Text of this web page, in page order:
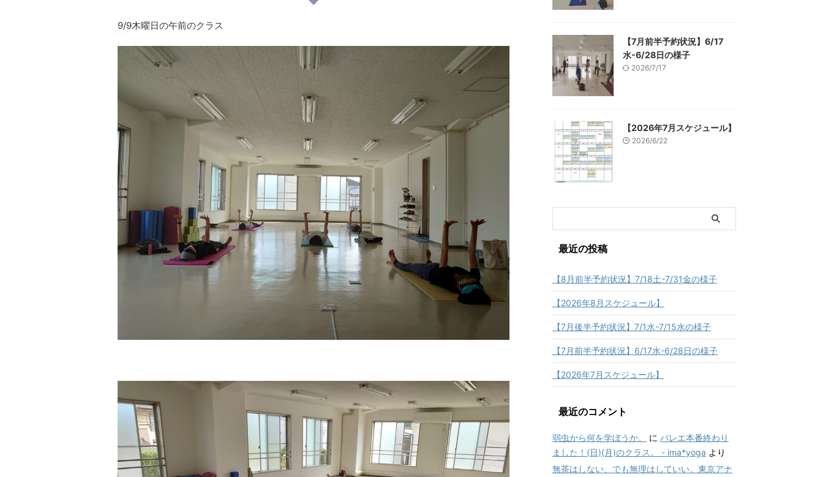
9/9木曜日の午前のクラス
【7月前半予約状況】6/17
水-6/28日の様子
2026/7/17
【2026年7月スケジュール】
2026/6/22
最近の投稿
【8月前半予約状況】7/18土-7/31金の様子
【2026年8月スケジュール】
【7月後半予約状況】7/1水-7/15水の様子
【7月前半予約状況】6/17水-6/28日の様子
【2026年7月スケジュール】
最近のコメント
弱虫から何を学ぼうか。 に バレエ本番終わり
ました！(日)(月)のクラス。 - ima*yoga より
無茶はしない、でも無理はしていい。東京アナ